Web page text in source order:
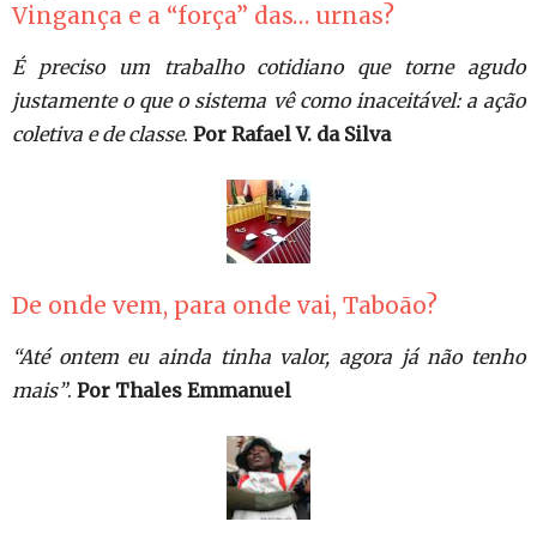
Vingança e a “força” das… urnas?
É preciso um trabalho cotidiano que torne agudo
justamente o que o sistema vê como inaceitável: a ação
coletiva e de classe. Por Rafael V. da Silva
De onde vem, para onde vai, Taboão?
“Até ontem eu ainda tinha valor, agora já não tenho
mais”. Por Thales Emmanuel